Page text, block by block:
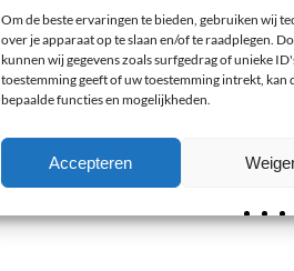
Om de beste ervaringen te bieden, gebruiken wij
over je apparaat op te slaan en/of te raadplegen.
kunnen wij gegevens zoals surfgedrag of unieke
toestemming geeft of uw toestemming intrekt, kan
bepaalde functies en mogelijkheden.
Accepteren